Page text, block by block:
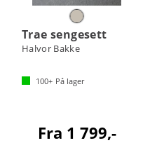
Trae sengesett
Halvor Bakke
100+ På lager
Fra 1 799,-